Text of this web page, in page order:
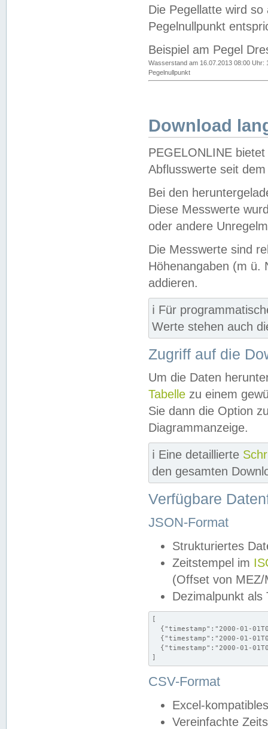
Die Pegellatte wird
Pegelnullpunkt
Beispiel am Pegel
Wasserstand am 16.07.2013 08:00 Uhr:
Pegelnullpunkt
Download
PEGELONLINE
Abflusswerte seit
Bei den
Diese Messwerte
oder andere
Die Messwerte sind
Höhenangaben (m ü.
addieren.
ℹ️ Für
Werte stehen auch
Zugriff auf die
Um die Daten
Tabelle zu einem
Sie dann die Option
Diagrammanzeige.
ℹ️ Eine detaillierte
den gesamten
Verfügbare
JSON-Format
Strukturiertes
Zeitstempel im
(Offset von MEZ/
Dezimalpunkt als
[
{"timestamp":"2000-01-
{"timestamp":"2000-01-
{"timestamp":"2000-01-
]
CSV-Format
Excel-
Vereinfachte